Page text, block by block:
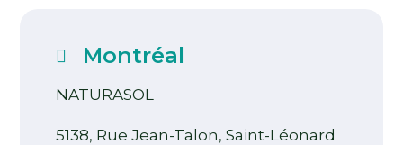
Montréal
NATURASOL
5138, Rue Jean-Talon, Saint-Léonard